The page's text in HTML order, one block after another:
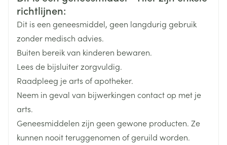
colestipol.
Sommige calciumkanaalblokkers die gebruikt
worden voor angina pectoris of verhoogde
om uw hartritme te reguleren, bijv. digoxine,
verapamil, amiodaron.
Spierzwakte, -gevoeligheid, -pijn, -scheur of
roodbruine verkleuring van urine, vooral als u zich
tegelijkertijd onwel voelt of koorts heeft, wat kan
veroorzaakt worden door abnormale spierafbraak
(rabdomyolyse). De abnormale spierafbraak
verdwijnt niet altijd, zelfs nadat men gestopt is met
de inname van atorvastatine, kan levensbedreigend
zijn en tot nierproblemen leiden.
Als u problemen krijgt met onverwachte of
ongebruikelijke bloedingen of blauwe plekken, dan
kan dit wijzen op een leveraandoening. Raadpleeg
In één éénmalige dagelijkse inname, op elk moment
van de dag
De tabletten kunnen met of zonder voedsel worden
Merken
Breedte 64 mm
Lengte
Diepte 50 mm
Verpakking
100
richtlijnen:
Dit is een geneesmiddel, geen langdurig gebruik
zonder medisch advies.
Buiten bereik van kinderen bewaren.
Lees de bijsluiter zorgvuldig.
Raadpleeg je arts of apotheker.
Neem in geval van bijwerkingen contact op met je
arts.
Geneesmiddelen zijn geen gewone producten. Ze
kunnen nooit teruggenomen of geruild worden.